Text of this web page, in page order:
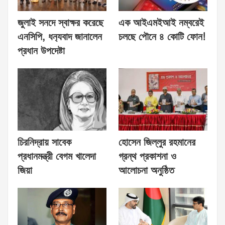
জুলাই সনদে স্বাক্ষর করেছে
এনসিপি, ধন‍্যবাদ জানালেন
প্রধান উপদেষ্টা
এক আইএমইআই নম্বরেই
চলছে পৌনে ৪ কোটি ফোন!
চিরনিদ্রায় সাবেক
প্রধানমন্ত্রী বেগম খালেদা
জিয়া
হোসেন জিল্লুর রহমানের
গ্রন্থ প্রকাশনা ও
আলোচনা অনুষ্ঠিত